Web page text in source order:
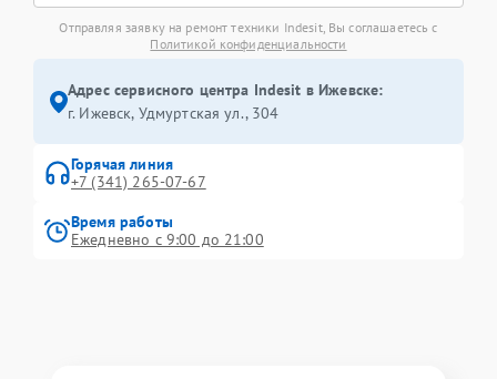
Отправляя заявку на ремонт техники Indesit, Вы соглашаетесь с
Политикой конфиденциальности
Адрес сервисного центра Indesit в Ижевске:
г. Ижевск, Удмуртская ул., 304
Горячая линия
+7 (341) 265-07-67
Время работы
Ежедневно с 9:00 до 21:00